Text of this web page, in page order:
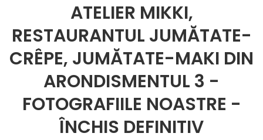
ATELIER MIKKI,
RESTAURANTUL JUMĂTATE-
CRÊPE, JUMĂTATE-MAKI DIN
ARONDISMENTUL 3 -
FOTOGRAFIILE NOASTRE -
ÎNCHIS DEFINITIV